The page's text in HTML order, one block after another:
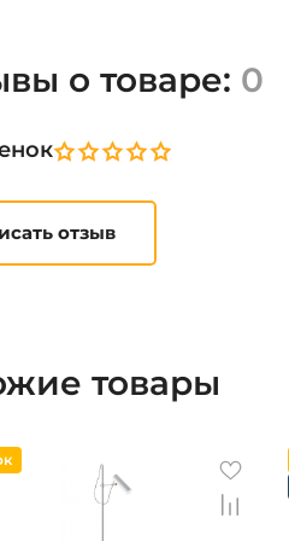
о товаре: 0
отзыв
товары